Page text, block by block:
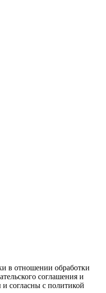
в отношении обработки
соглашения и
согласны с политикой